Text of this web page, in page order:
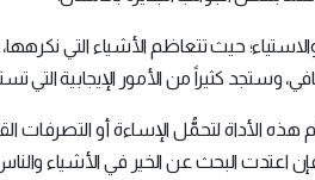
حيث تتعاظم الأشياء التي
كثيراً من الأمور الإيجابية التي
هذه الأداة لتحمُّل الإساءة أو التصرفات
اعتدت البحث عن الخير في الأشياء